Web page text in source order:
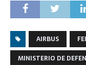
AIRBUS
MINISTERIO DE